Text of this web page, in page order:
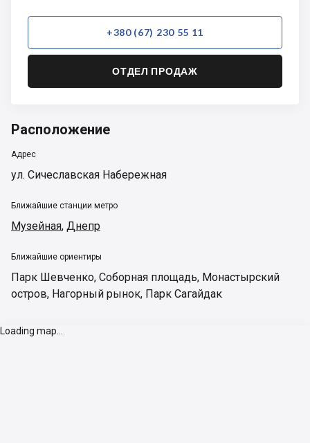
+380 (67) 230 55 11
ОТДЕЛ ПРОДАЖ
Расположение
Адрес
ул. Сичеславская Набережная
Ближайшие станции метро
Музейная, Днепр
Ближайшие ориентиры
Парк Шевченко, Соборная площадь, Монастырский
остров, Нагорный рынок, Парк Сагайдак
Loading map...